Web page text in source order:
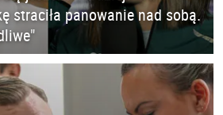
straciła panowanie nad sobą.